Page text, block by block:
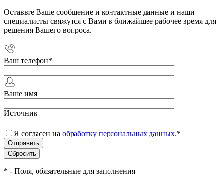
Оставьте Ваше сообщение и контактные данные и наши
специалисты свяжутся с Вами в ближайшее рабочее время для
решения Вашего вопроса.
Ваш телефон*
Ваше имя
Источник
Я согласен на обработку персональных данных.*
* - Поля, обязательные для заполнения